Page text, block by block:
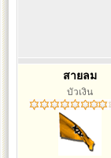
สายลม
บัวเงิน